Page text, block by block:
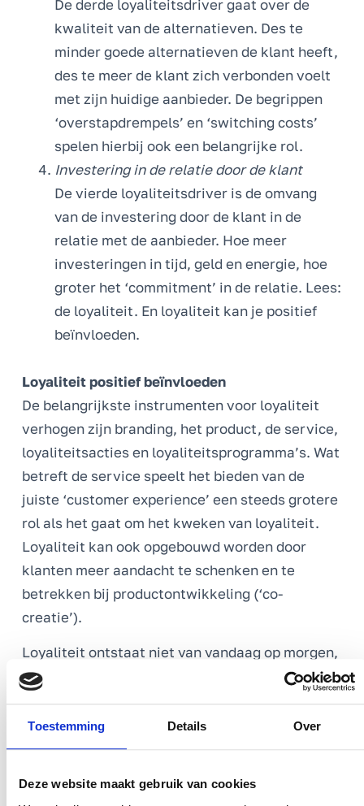
Toestemming Details Over
Deze website maakt gebruik van cookies
De derde loyaliteitsdriver gaat over de
kwaliteit van de alternatieven. Des te
minder goede alternatieven de klant heeft,
des te meer de klant zich verbonden voelt
met zijn huidige aanbieder. De begrippen
‘overstapdrempels’ en ‘switching costs’
spelen hierbij ook een belangrijke rol.
Investering in de relatie door de klant
De vierde loyaliteitsdriver is de omvang
van de investering door de klant in de
relatie met de aanbieder. Hoe meer
investeringen in tijd, geld en energie, hoe
groter het ‘commitment’ in de relatie. Lees:
de loyaliteit. En loyaliteit kan je positief
beïnvloeden.
Loyaliteit positief beïnvloeden
De belangrijkste instrumenten voor loyaliteit
verhogen zijn branding, het product, de service,
loyaliteitsacties en loyaliteitsprogramma’s. Wat
betreft de service speelt het bieden van de
juiste ‘customer experience’ een steeds grotere
rol als het gaat om het kweken van loyaliteit.
Loyaliteit kan ook opgebouwd worden door
klanten meer aandacht te schenken en te
betrekken bij productontwikkeling (‘co-
creatie’).
Loyaliteit ontstaat niet van vandaag op morgen,
maar wordt opgebouwd gedurende een langere
uiten die beide omzetverhogend werken. Het
kan enerzijds leiden tot herhalingsaankopen
tot-mondreclame (aanbevelingen). Hierdoor